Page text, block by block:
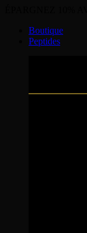
Boutique
Peptides